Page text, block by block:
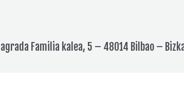
Familia kalea, 5 – 48014 Bilbao –